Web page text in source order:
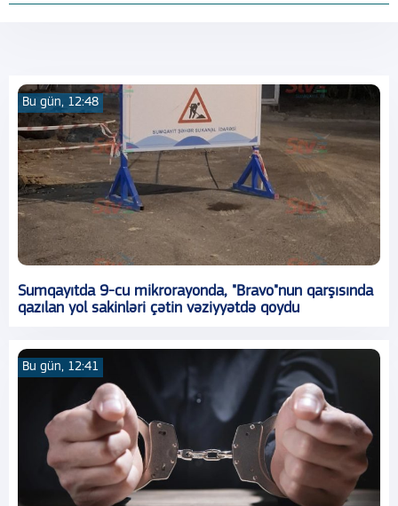
Bu gün, 12:48
Sumqayıtda 9-cu mikrorayonda, "Bravo"nun qarşısında
qazılan yol sakinləri çətin vəziyyətdə qoydu
Bu gün, 12:41